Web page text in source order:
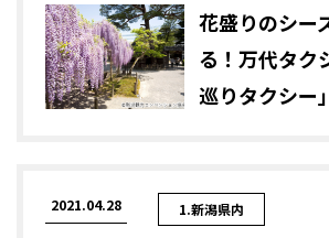
花盛りのシー
る！万代タク
巡りタクシー」
2021.04.28 1.新潟県内